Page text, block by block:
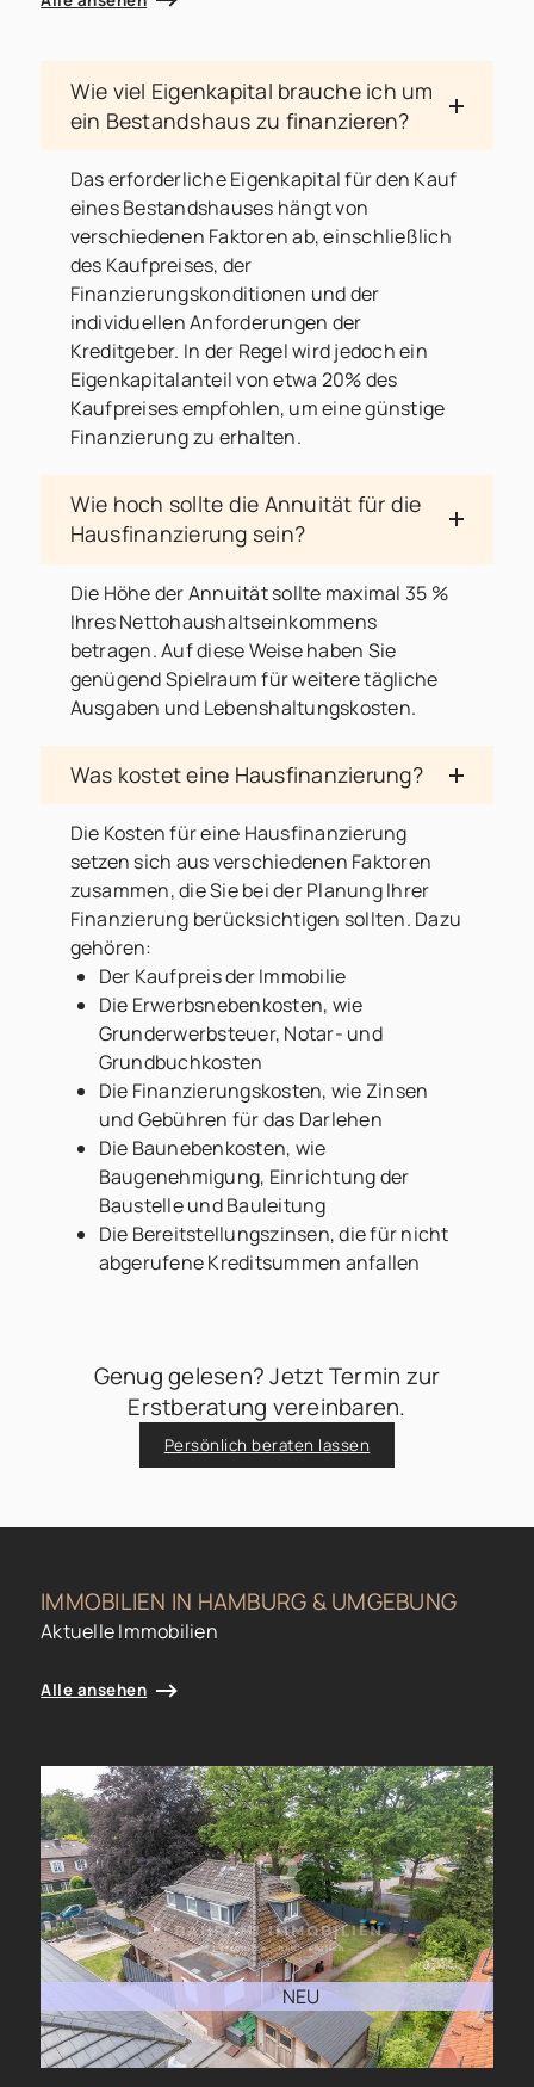
Wie viel Eigenkapital brauche ich um
ein Bestandshaus zu finanzieren?
Das erforderliche Eigenkapital für den Kauf
eines Bestandshauses hängt von
verschiedenen Faktoren ab, einschließlich
des Kaufpreises, der
Finanzierungskonditionen und der
individuellen Anforderungen der
Kreditgeber. In der Regel wird jedoch ein
Eigenkapitalanteil von etwa 20% des
Kaufpreises empfohlen, um eine günstige
Finanzierung zu erhalten.
Wie hoch sollte die Annuität für die
Hausfinanzierung sein?
Die Höhe der Annuität sollte maximal 35 %
Ihres Nettohaushaltseinkommens
betragen. Auf diese Weise haben Sie
genügend Spielraum für weitere tägliche
Ausgaben und Lebenshaltungskosten.
Was kostet eine Hausfinanzierung?
Die Kosten für eine Hausfinanzierung
setzen sich aus verschiedenen Faktoren
zusammen, die Sie bei der Planung Ihrer
Finanzierung berücksichtigen sollten. Dazu
gehören:
Der Kaufpreis der Immobilie
Die Erwerbsnebenkosten, wie
Grunderwerbsteuer, Notar- und
Grundbuchkosten
Die Finanzierungskosten, wie Zinsen
und Gebühren für das Darlehen
Die Baunebenkosten, wie
Baugenehmigung, Einrichtung der
Baustelle und Bauleitung
Die Bereitstellungszinsen, die für nicht
abgerufene Kreditsummen anfallen
Genug gelesen? Jetzt Termin zur
Erstberatung vereinbaren.
Persönlich beraten lassen
IMMOBILIEN IN HAMBURG & UMGEBUNG
Aktuelle Immobilien
Alle ansehen
NEU